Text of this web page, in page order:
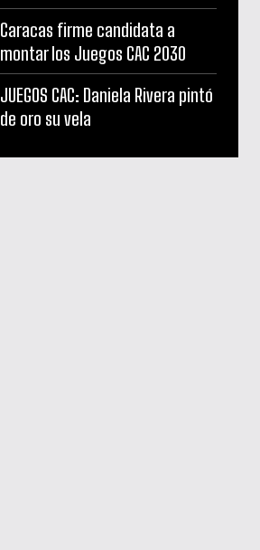
Caracas firme candidata a
montar los Juegos CAC 2030
JUEGOS CAC: Daniela Rivera pintó
de oro su vela